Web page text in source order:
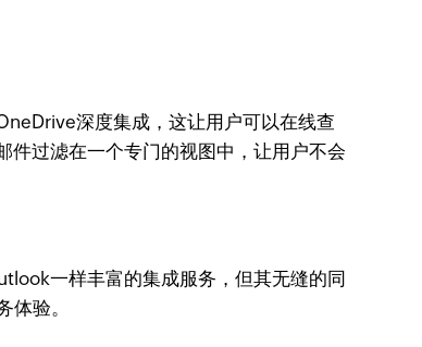
深度集成，这让用户可以在线查
过滤在一个专门的视图中，让用户不会
一样丰富的集成服务，但其无缝的同
验。